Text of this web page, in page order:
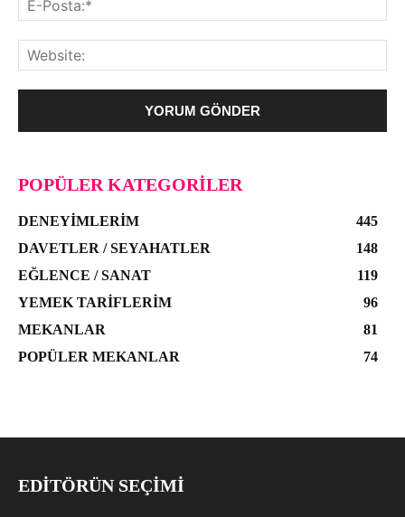
POPÜLER KATEGORILER
DENEYIMLERIM
445
DAVETLER / SEYAHATLER
148
EĞLENCE / SANAT
119
YEMEK TARIFLERIM
96
MEKANLAR
81
POPÜLER MEKANLAR
74
EDITÖRÜN SEÇIMI